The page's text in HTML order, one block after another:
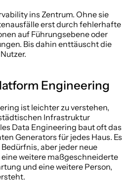
ins Zentrum. Ohne sie
erst durch fehlerhafte
auf Führungsebene oder
Bis dahin enttäuscht die
Engineering
ist leichter zu verstehen,
Infrastruktur
Data Engineering baut oft das
Generators für jedes Haus. Es
aber jeder neue
weitere maßgeschneiderte
und eine weitere Person,